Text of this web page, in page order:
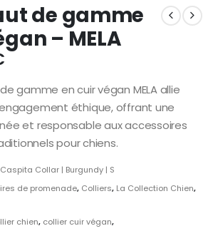
de gamme
– MELA
gamme en cuir végan MELA allie
éthique, offrant une
et responsable aux accessoires
pour chiens.
Caspita Collar | Burgundy | S
de promenade, Colliers, La Collection Chien,
chien, collier cuir végan,